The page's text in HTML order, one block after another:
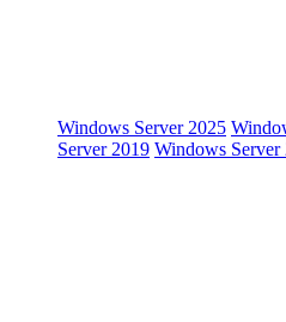
Windows Server 2025
Server 2019 Windows Server